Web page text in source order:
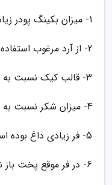
1- میزان بکینگ پودر زیاد بوده است.
2- از آرد مرغوب استفاده ننموده اید.
3- قالب کیک نسبت به مواد کوچک بوده است.
4- میزان شکر نسبت به مواد زیاد بوده است.
5- فر زیادی داغ بوده است.
6- در فر موقع پخت باز شده است.